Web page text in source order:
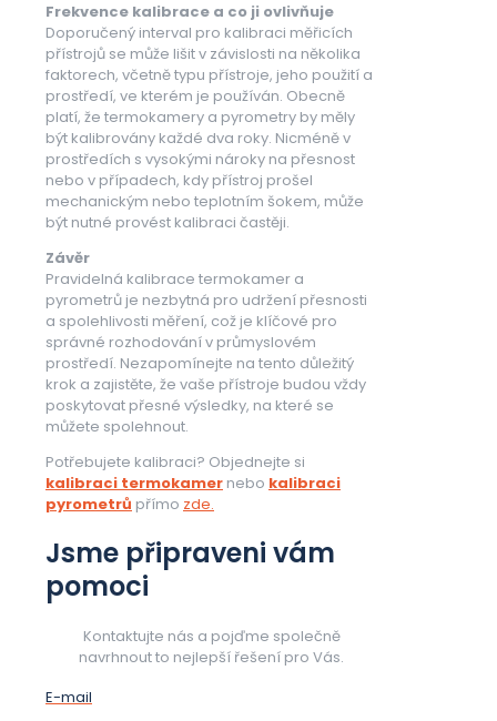
Frekvence kalibrace a co ji ovlivňuje
Doporučený interval pro kalibraci měřicích
přístrojů se může lišit v závislosti na několika
faktorech, včetně typu přístroje, jeho použití a
prostředí, ve kterém je používán. Obecně
platí, že termokamery a pyrometry by měly
být kalibrovány každé dva roky. Nicméně v
prostředích s vysokými nároky na přesnost
nebo v případech, kdy přístroj prošel
mechanickým nebo teplotním šokem, může
být nutné provést kalibraci častěji.
Závěr
Pravidelná kalibrace termokamer a
pyrometrů je nezbytná pro udržení přesnosti
a spolehlivosti měření, což je klíčové pro
správné rozhodování v průmyslovém
prostředí. Nezapomínejte na tento důležitý
krok a zajistěte, že vaše přístroje budou vždy
poskytovat přesné výsledky, na které se
můžete spolehnout.
Potřebujete kalibraci? Objednejte si
kalibraci termokamer nebo kalibraci
pyrometrů přímo zde.
Jsme připraveni vám
pomoci
Kontaktujte nás a pojďme společně
navrhnout to nejlepší řešení pro Vás.
E-mail